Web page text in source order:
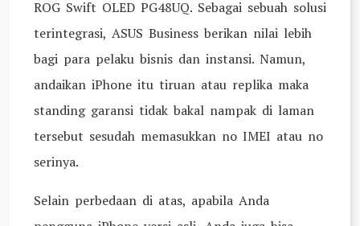
ROG Swift OLED PG48UQ. Sebagai sebuah solusi
terintegrasi, ASUS Business berikan nilai lebih
bagi para pelaku bisnis dan instansi. Namun,
andaikan iPhone itu tiruan atau replika maka
standing garansi tidak bakal nampak di laman
tersebut sesudah memasukkan no IMEI atau no
serinya.
Selain perbedaan di atas, apabila Anda